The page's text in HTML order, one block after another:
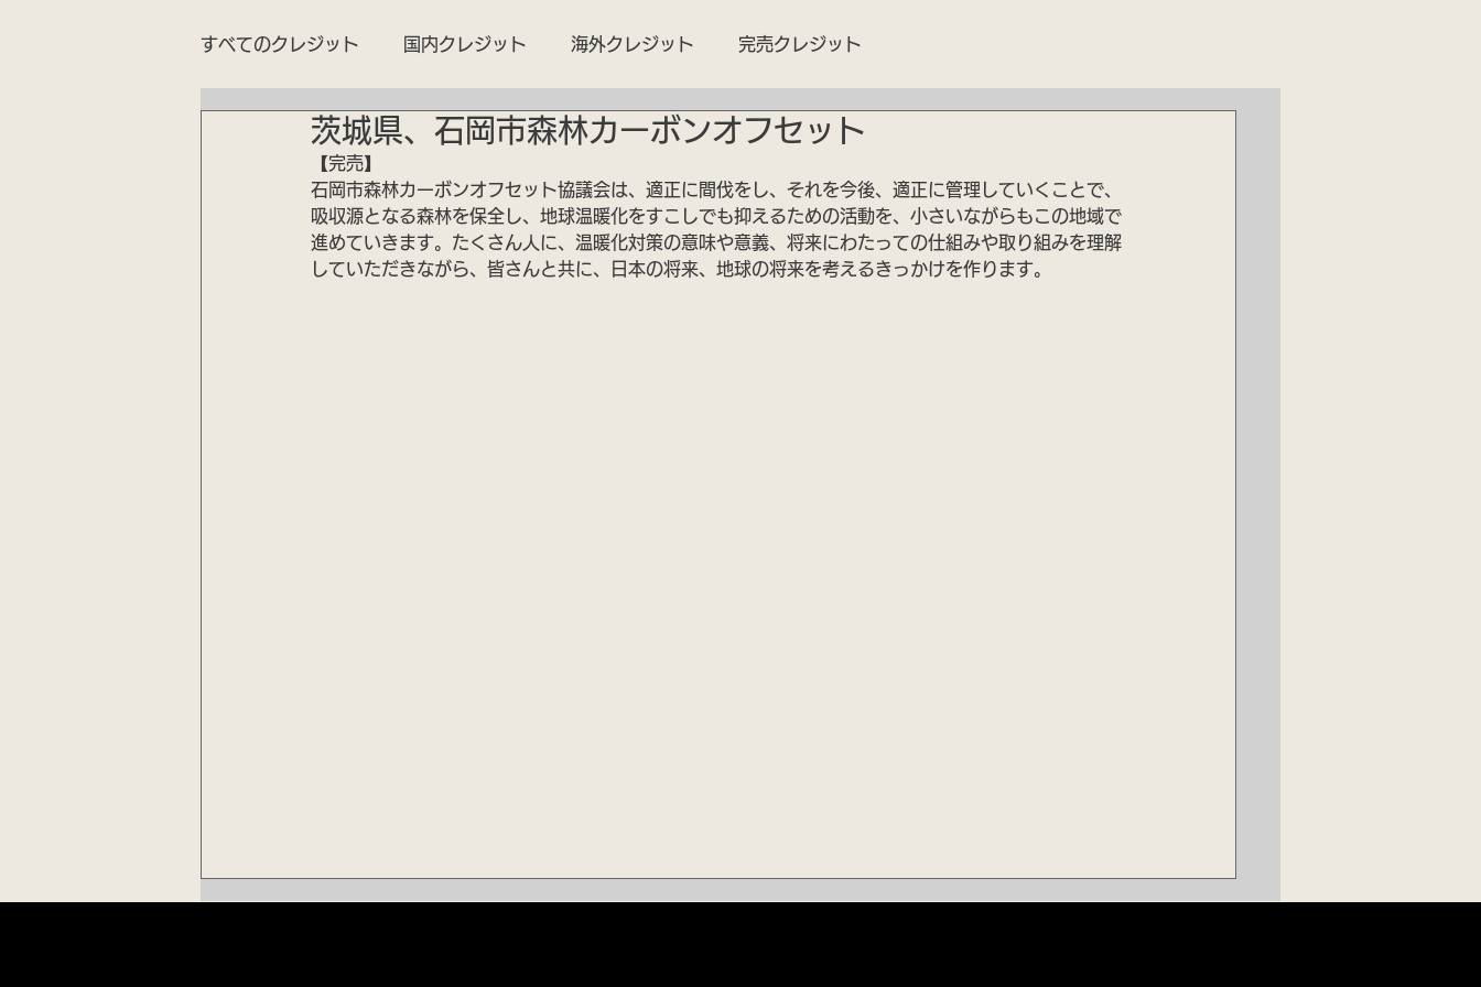
すべてのクレジット 国内クレジット 海外クレジット 完売クレジット
茨城県、石岡市森林カーボンオフセット
【完売】
石岡市森林カーボンオフセット協議会は、適正に間伐をし、それを今後、適正に管理していくことで、
吸収源となる森林を保全し、地球温暖化をすこしでも抑えるための活動を、小さいながらもこの地域で
進めていきます。たくさん人に、温暖化対策の意味や意義、将来にわたっての仕組みや取り組みを理解
していただきながら、皆さんと共に、日本の将来、地球の将来を考えるきっかけを作ります。